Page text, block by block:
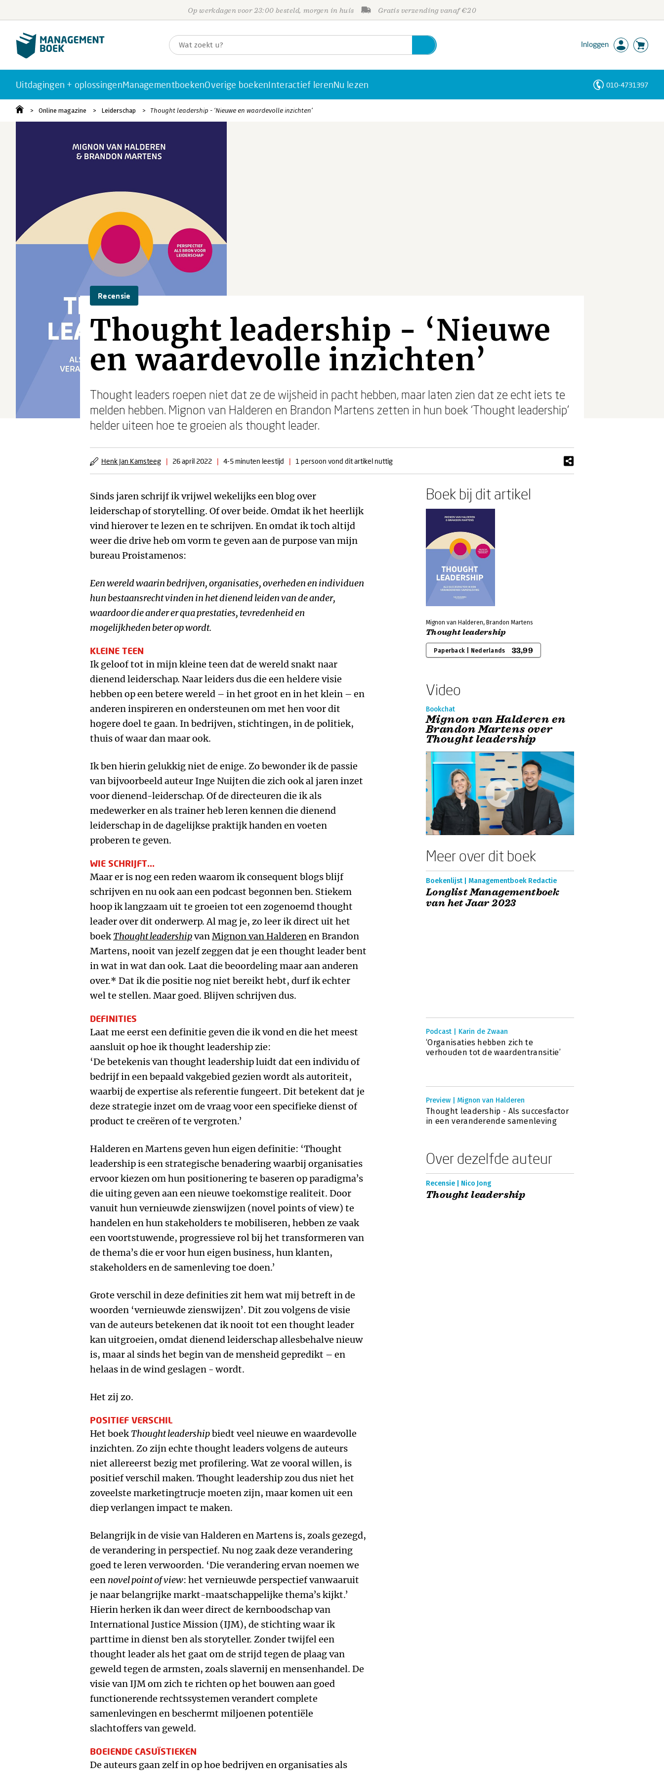
Op werkdagen voor 23:00 besteld, morgen in huis Gratis verzending vanaf €20
Inloggen
Uitdagingen + oplossingenManagementboekenOverige boekenInteractief lerenNu lezen 010-4731397
Online magazine Leiderschap Thought leadership - ‘Nieuwe en waardevolle inzichten’
Recensie
Thought leadership - ‘Nieuwe
en waardevolle inzichten’
Thought leaders roepen niet dat ze de wijsheid in pacht hebben, maar laten zien dat ze echt iets te
melden hebben. Mignon van Halderen en Brandon Martens zetten in hun boek ‘Thought leadership’
helder uiteen hoe te groeien als thought leader.
Henk Jan Kamsteeg | 26 april 2022 | 4-5 minuten leestijd | 1 persoon vond dit artikel nuttig
Sinds jaren schrijf ik vrijwel wekelijks een blog over
leiderschap of storytelling. Of over beide. Omdat ik het heerlijk
vind hierover te lezen en te schrijven. En omdat ik toch altijd
weer die drive heb om vorm te geven aan de purpose van mijn
bureau Proistamenos:
Een wereld waarin bedrijven, organisaties, overheden en individuen
hun bestaansrecht vinden in het dienend leiden van de ander,
waardoor die ander er qua prestaties, tevredenheid en
mogelijkheden beter op wordt.
KLEINE TEEN
Ik geloof tot in mijn kleine teen dat de wereld snakt naar
dienend leiderschap. Naar leiders dus die een heldere visie
hebben op een betere wereld – in het groot en in het klein – en
anderen inspireren en ondersteunen om met hen voor dit
hogere doel te gaan. In bedrijven, stichtingen, in de politiek,
thuis of waar dan maar ook.
Ik ben hierin gelukkig niet de enige. Zo bewonder ik de passie
van bijvoorbeeld auteur Inge Nuijten die zich ook al jaren inzet
voor dienend-leiderschap. Of de directeuren die ik als
medewerker en als trainer heb leren kennen die dienend
leiderschap in de dagelijkse praktijk handen en voeten
proberen te geven.
WIE SCHRIJFT...
Maar er is nog een reden waarom ik consequent blogs blijf
schrijven en nu ook aan een podcast begonnen ben. Stiekem
hoop ik langzaam uit te groeien tot een zogenoemd thought
leader over dit onderwerp. Al mag je, zo leer ik direct uit het
boekThought leadershipvanMignon van Halderenen Brandon
Martens, nooit van jezelf zeggen dat je een thought leader bent
in wat in wat dan ook. Laat die beoordeling maar aan anderen
over.* Dat ik die positie nog niet bereikt hebt, durf ik echter
wel te stellen. Maar goed. Blijven schrijven dus.
DEFINITIES
Laat me eerst een definitie geven die ik vond en die het meest
aansluit op hoe ik thought leadership zie:
‘De betekenis van thought leadership luidt dat een individu of
bedrijf in een bepaald vakgebied gezien wordt als autoriteit,
waarbij de expertise als referentie fungeert. Dit betekent dat je
deze strategie inzet om de vraag voor een specifieke dienst of
product te creëren of te vergroten.’
Halderen en Martens geven hun eigen definitie: ‘Thought
leadership is een strategische benadering waarbij organisaties
ervoor kiezen om hun positionering te baseren op paradigma’s
die uiting geven aan een nieuwe toekomstige realiteit. Door
vanuit hun vernieuwde zienswijzen (novel points of view) te
handelen en hun stakeholders te mobiliseren, hebben ze vaak
een voortstuwende, progressieve rol bij het transformeren van
de thema’s die er voor hun eigen business, hun klanten,
stakeholders en de samenleving toe doen.’
Grote verschil in deze definities zit hem wat mij betreft in de
woorden ‘vernieuwde zienswijzen’. Dit zou volgens de visie
van de auteurs betekenen dat ik nooit tot een thought leader
kan uitgroeien, omdat dienend leiderschap allesbehalve nieuw
is, maar al sinds het begin van de mensheid gepredikt – en
helaas in de wind geslagen - wordt.
Het zij zo.
POSITIEF VERSCHIL
Het boekThought leadershipbiedt veel nieuwe en waardevolle
inzichten. Zo zijn echte thought leaders volgens de auteurs
niet allereerst bezig met profilering. Wat ze vooral willen, is
positief verschil maken. Thought leadership zou dus niet het
zoveelste marketingtrucje moeten zijn, maar komen uit een
diep verlangen impact te maken.
Belangrijk in de visie van Halderen en Martens is, zoals gezegd,
de verandering in perspectief. Nu nog zaak deze verandering
goed te leren verwoorden. ‘Die verandering ervan noemen we
een novel point of view: het vernieuwde perspectief vanwaaruit
je naar belangrijke markt-maatschappelijke thema’s kijkt.’
Hierin herken ik dan weer direct de kernboodschap van
International Justice Mission (IJM), de stichting waar ik
parttime in dienst ben als storyteller. Zonder twijfel een
thought leader als het gaat om de strijd tegen de plaag van
geweld tegen de armsten, zoals slavernij en mensenhandel. De
visie van IJM om zich te richten op het bouwen aan goed
functionerende rechtssystemen verandert complete
samenlevingen en beschermt miljoenen potentiële
slachtoffers van geweld.
BOEIENDE CASUÏSTIEKEN
De auteurs gaan zelf in op hoe bedrijven en organisaties als
Boek bij dit artikel
Mignon van Halderen, Brandon Martens
Thought leadership
Paperback | Nederlands 33,99
Video
Bookchat
Mignon van Halderen en
Brandon Martens over
Thought leadership
Meer over dit boek
Boekenlijst | Managementboek Redactie
Longlist Managementboek
van het Jaar 2023
Podcast | Karin de Zwaan
‘Organisaties hebben zich te
verhouden tot de waardentransitie’
Preview | Mignon van Halderen
Thought leadership - Als succesfactor
in een veranderende samenleving
Over dezelfde auteur
Recensie | Nico Jong
Thought leadership
Personen